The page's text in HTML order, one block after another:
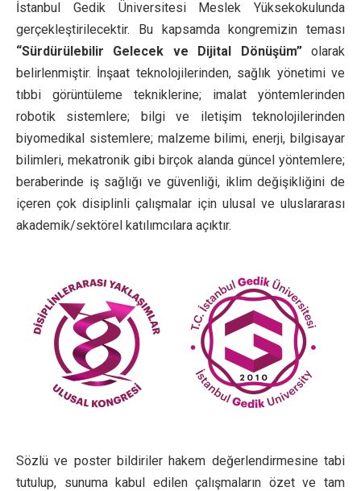
İstanbul Gedik Üniversitesi Meslek Yüksekokulunda
gerçekleştirilecektir. Bu kapsamda kongremizin teması
“Sürdürülebilir Gelecek ve Dijital Dönüşüm”olarak
belirlenmiştir. İnşaat teknolojilerinden, sağlık yönetimi ve
tıbbi görüntüleme tekniklerine; imalat yöntemlerinden
robotik sistemlere; bilgi ve iletişim teknolojilerinden
biyomedikal sistemlere; malzeme bilimi, enerji, bilgisayar
bilimleri, mekatronik gibi birçok alanda güncel yöntemlere;
beraberinde iş sağlığı ve güvenliği, iklim değişikliğini de
içeren çok disiplinli çalışmalar için ulusal ve uluslararası
akademik/sektörel katılımcılara açıktır.
Sözlü ve poster bildiriler hakem değerlendirmesine tabi
tutulup, sunuma kabul edilen çalışmaların özet ve tam